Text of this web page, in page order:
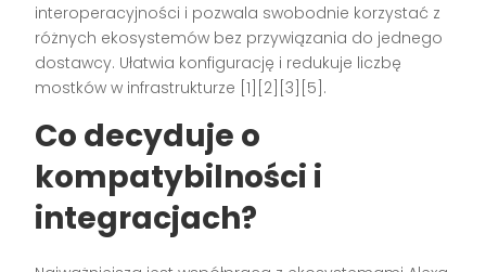
interoperacyjności i pozwala swobodnie korzystać z
różnych ekosystemów bez przywiązania do jednego
dostawcy. Ułatwia konfigurację i redukuje liczbę
mostków w infrastrukturze [1][2][3][5].
Co decyduje o
kompatybilności i
integracjach?